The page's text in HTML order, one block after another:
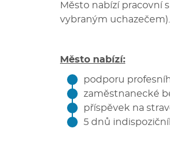
Město nabízí pracovní
vybraným uchazečem).
Město nabízí:
podporu
zaměstnanecké
příspěvek na
5 dnů